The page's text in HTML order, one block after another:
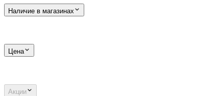
Наличие в магазинах
Цена
Акции